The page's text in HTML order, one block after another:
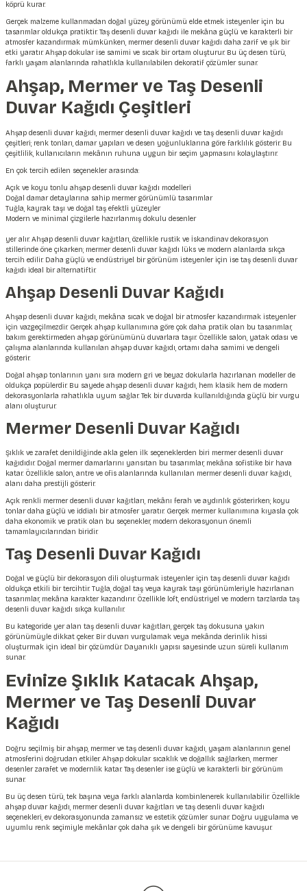
köprü kurar.
Gerçek malzeme kullanmadan doğal yüzey görünümü elde etmek isteyenler için bu
tasarımlar oldukça pratiktir.Taş desenli duvar kağıdı ile mekâna güçlü ve karakterli bir
atmosfer kazandırmak mümkünken, mermer desenli duvar kağıdı daha zarif ve şık bir
etki yaratır. Ahşap dokular ise samimi ve sıcak bir ortam oluşturur. Bu üç desen türü,
farklı yaşam alanlarında rahatlıkla kullanılabilen dekoratif çözümler sunar.
Ahşap, Mermer ve Taş Desenli
Duvar Kağıdı Çeşitleri
Ahşap desenli duvar kağıdı, mermer desenli duvar kağıdı ve taş desenli duvar kağıdı
çeşitleri; renk tonları, damar yapıları ve desen yoğunluklarına göre farklılık gösterir. Bu
çeşitlilik, kullanıcıların mekânın ruhuna uygun bir seçim yapmasını kolaylaştırır.
En çok tercih edilen seçenekler arasında:
Açık ve koyu tonlu ahşap desenli duvar kağıdı modelleri
Doğal damar detaylarına sahip mermer görünümlü tasarımlar
Tuğla, kayrak taşı ve doğal taş efektli yüzeyler
Modern ve minimal çizgilerle hazırlanmış dokulu desenler
yer alır. Ahşap desenli duvar kağıtları, özellikle rustik ve İskandinav dekorasyon
stillerinde öne çıkarken; mermer desenli duvar kağıdı lüks ve modern alanlarda sıkça
tercih edilir. Daha güçlü ve endüstriyel bir görünüm isteyenler için ise taş desenli duvar
kağıdı ideal bir alternatiftir.
Ahşap Desenli Duvar Kağıdı
Ahşap desenli duvar kağıdı, mekâna sıcak ve doğal bir atmosfer kazandırmak isteyenler
için vazgeçilmezdir. Gerçek ahşap kullanımına göre çok daha pratik olan bu tasarımlar,
bakım gerektirmeden ahşap görünümünü duvarlara taşır. Özellikle salon, yatak odası ve
çalışma alanlarında kullanılan ahşap duvar kağıdı, ortamı daha samimi ve dengeli
gösterir.
Doğal ahşap tonlarının yanı sıra modern gri ve beyaz dokularla hazırlanan modeller de
oldukça popülerdir. Bu sayede ahşap desenli duvar kağıdı, hem klasik hem de modern
dekorasyonlarla rahatlıkla uyum sağlar. Tek bir duvarda kullanıldığında güçlü bir vurgu
alanı oluşturur.
Mermer Desenli Duvar Kağıdı
Şıklık ve zarafet denildiğinde akla gelen ilk seçeneklerden biri mermer desenli duvar
kağıdıdır. Doğal mermer damarlarını yansıtan bu tasarımlar, mekâna sofistike bir hava
katar. Özellikle salon, antre ve ofis alanlarında kullanılan mermer desenli duvar kağıdı,
alanı daha prestijli gösterir.
Açık renkli mermer desenli duvar kağıtları, mekânı ferah ve aydınlık gösterirken; koyu
tonlar daha güçlü ve iddialı bir atmosfer yaratır. Gerçek mermer kullanımına kıyasla çok
daha ekonomik ve pratik olan bu seçenekler, modern dekorasyonun önemli
tamamlayıcılarından biridir.
Taş Desenli Duvar Kağıdı
Doğal ve güçlü bir dekorasyon dili oluşturmak isteyenler için taş desenli duvar kağıdı
oldukça etkili bir tercihtir. Tuğla, doğal taş veya kayrak taşı görünümleriyle hazırlanan
tasarımlar, mekâna karakter kazandırır. Özellikle loft, endüstriyel ve modern tarzlarda taş
desenli duvar kağıdı sıkça kullanılır.
Bu kategoride yer alan taş desenli duvar kağıtları, gerçek taş dokusuna yakın
görünümüyle dikkat çeker. Bir duvarı vurgulamak veya mekânda derinlik hissi
oluşturmak için ideal bir çözümdür. Dayanıklı yapısı sayesinde uzun süreli kullanım
sunar.
Evinize Şıklık Katacak Ahşap,
Mermer ve Taş Desenli Duvar
Kağıdı
Doğru seçilmiş bir ahşap, mermer ve taş desenli duvar kağıdı, yaşam alanlarının genel
atmosferini doğrudan etkiler. Ahşap dokular sıcaklık ve doğallık sağlarken, mermer
desenler zarafet ve modernlik katar. Taş desenler ise güçlü ve karakterli bir görünüm
sunar.
Bu üç desen türü, tek başına veya farklı alanlarda kombinlenerek kullanılabilir. Özellikle
ahşap duvar kağıdı, mermer desenli duvar kağıtları ve taş desenli duvar kağıdı
seçenekleri, ev dekorasyonunda zamansız ve estetik çözümler sunar. Doğru uygulama ve
uyumlu renk seçimiyle mekânlar çok daha şık ve dengeli bir görünüme kavuşur.